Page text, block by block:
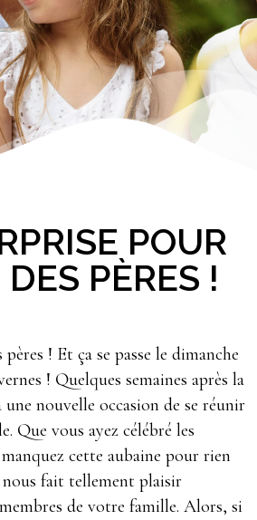
POUR
PÈRES !
pères ! Et ça se passe le dimanche
! Quelques semaines après la
une nouvelle occasion de se réunir
Que vous ayez célébré les
cette aubaine pour rien
nous fait tellement plaisir
de votre famille. Alors, si